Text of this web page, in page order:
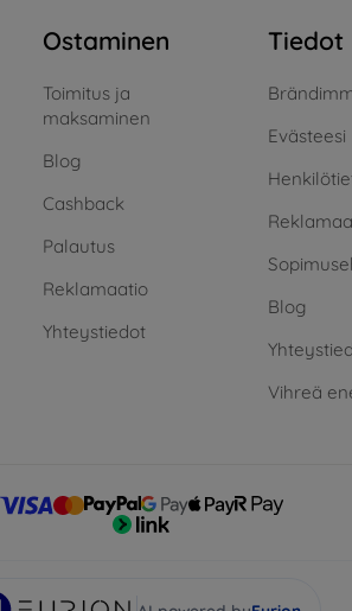
Ostaminen
Toimitus ja
maksaminen
Blog
Cashback
Palautus
Reklamaatio
Yhteystiedot
Tiedot
Evästeesi
Blog
Vihreä